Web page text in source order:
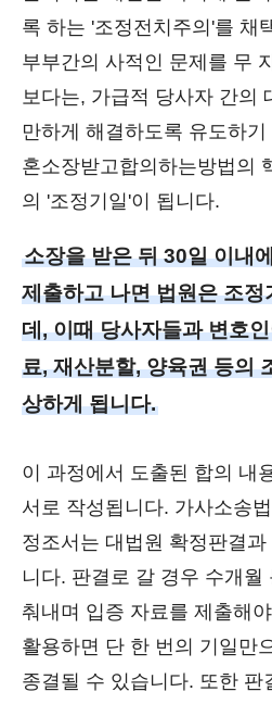
록 하는 '조정전치주의'를 채
부부간의 사적인 문제를 무
보다는, 가급적 당사자 간의
만하게 해결하도록 유도하기
혼소장받고합의하는방법의
의 '조정기일'이 됩니다.
소장을 받은 뒤 30일 이내
제출하고 나면 법원은 조
데, 이때 당사자들과 변호
료, 재산분할, 양육권 등의
상하게 됩니다.
이 과정에서 도출된 합의 내
서로 작성됩니다. 가사소송
정조서는 대법원 확정판결
니다. 판결로 갈 경우 수개월
춰내며 입증 자료를 제출해
활용하면 단 한 번의 기일만
종결될 수 있습니다. 또한 판